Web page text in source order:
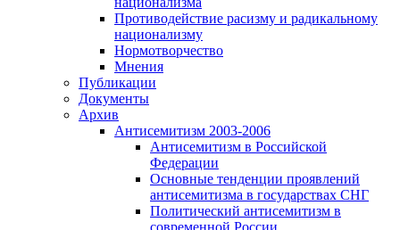
Противодействие расизму и радикальному
национализму
Нормотворчество
Мнения
Публикации
Документы
Архив
Антисемитизм 2003-2006
Антисемитизм в Российской
Федерации
Основные тенденции проявлений
антисемитизма в государствах СНГ
Политический антисемитизм в
современной России